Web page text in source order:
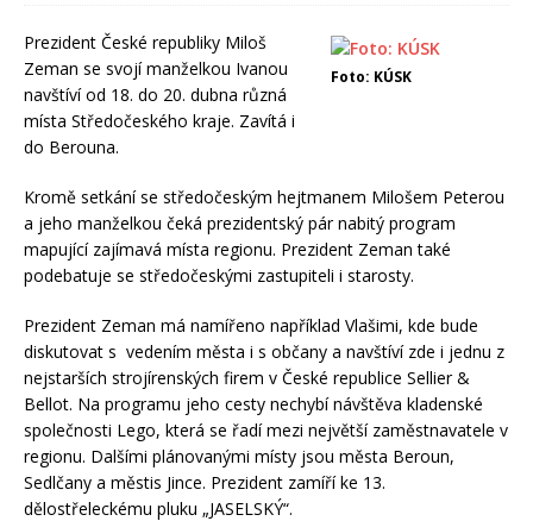
Foto: KÚSK
Prezident České republiky Miloš
Zeman se svojí manželkou Ivanou
navštíví od 18. do 20. dubna různá
místa Středočeského kraje. Zavítá i
do Berouna.
Kromě setkání se středočeským hejtmanem Milošem Peterou
a jeho manželkou čeká prezidentský pár nabitý program
mapující zajímavá místa regionu. Prezident Zeman také
podebatuje se středočeskými zastupiteli i starosty.
Prezident Zeman má namířeno například Vlašimi, kde bude
diskutovat s vedením města i s občany a navštíví zde i jednu z
nejstarších strojírenských firem v České republice Sellier &
Bellot. Na programu jeho cesty nechybí návštěva kladenské
společnosti Lego, která se řadí mezi největší zaměstnavatele v
regionu. Dalšími plánovanými místy jsou města Beroun,
Sedlčany a městis Jince. Prezident zamíří ke 13.
dělostřeleckému pluku „JASELSKÝ“.